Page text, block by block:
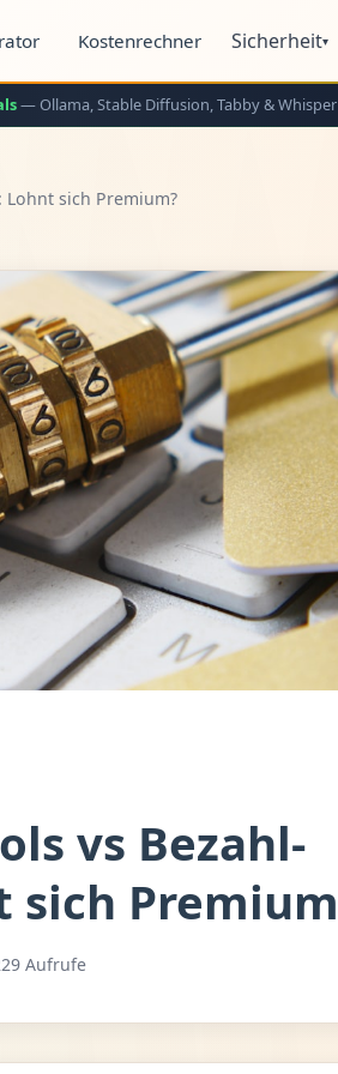
Kostenrechner Sicherheit▾
— Ollama, Stable Diffusion, Tabby &
Lohnt sich Premium?
vs Bezahl-
sich
Aufrufe